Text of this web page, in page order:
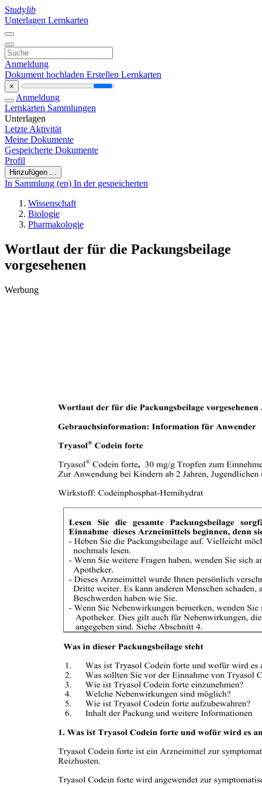
Studylib
Unterlagen Lernkarten
Anmeldung
Dokument hochladen Erstellen Lernkarten
×
Anmeldung
Lernkarten Sammlungen
Unterlagen
Letzte Aktivität
Meine Dokumente
Gespeicherte Dokumente
Profil
Hinzufügen ...
In Sammlung (en) In der gespeicherten
Wissenschaft
Biologie
Pharmakologie
Wortlaut der für die Packungsbeilage
vorgesehenen
Werbung